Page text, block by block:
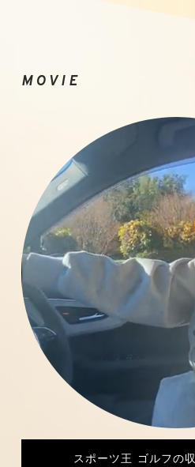
MOVIE
スポーツ王 ゴルフの